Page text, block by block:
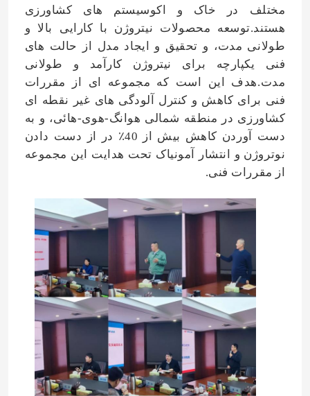
صفحه اصلی
محصولات
فیلم های
مختلف در خاک و اکوسیستم های کشاورزی
هستند.توسعه محصولات نیتروژن با کارایی بالا و
طولانی مدت، و تحقیق و ایجاد مدل از حالت های
فنی یکپارچه برای نیتروژن کارآمد و طولانی
مدت.هدف این است که مجموعه ای از مقررات
فنی برای کاهش و کنترل آلودگی های غیر نقطه ای
کشاورزی در منطقه شمالی هوانگ-هوی-هائی، و به
دست آوردن کاهش بیش از 40٪ در از دست دادن
نوتروژن و انتشار آمونیاک تحت هدایت این مجموعه
از مقررات فنی.